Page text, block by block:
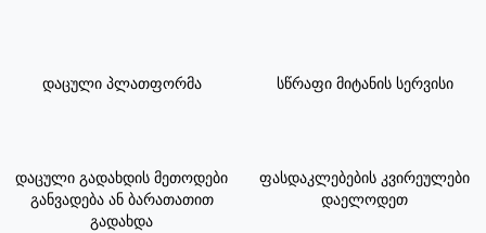
დაცული პლათფორმა სწრაფი მიტანის სერვისი
დაცული გადახდის მეთოდები
განვადება ან ბარათათით
გადახდა
ფასდაკლებების კვირეულები
დაელოდეთ